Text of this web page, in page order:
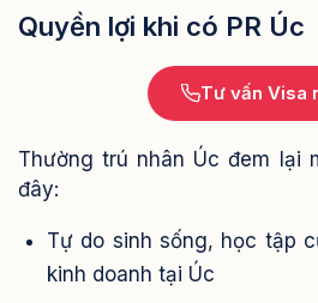
Quyền lợi khi có PR Úc
Tư vấn Visa
Thường trú nhân Úc đem lại
đây:
Tự do sinh sống, học tập
kinh doanh tại Úc